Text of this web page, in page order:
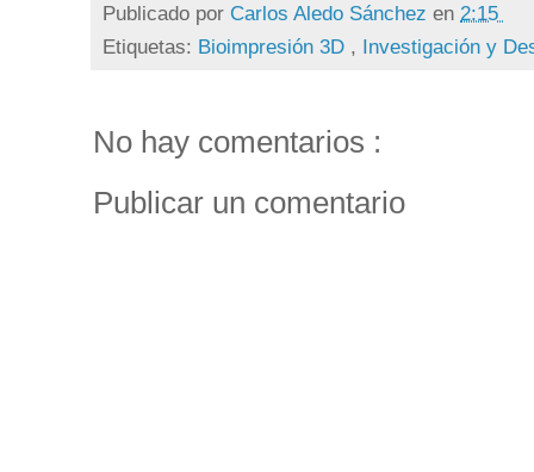
Publicado por Carlos Aledo Sánchez en 2:15
Etiquetas: Bioimpresión 3D , Investigación y
No hay comentarios :
Publicar un comentario